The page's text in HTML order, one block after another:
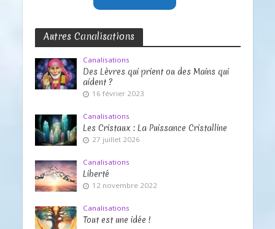
Autres Canalisations
Canalisations
Des Lèvres qui prient ou des Mains qui
aident ?
16 février 2023
Canalisations
Les Cristaux : La Puissance Cristalline
27 juillet 2026
Canalisations
Liberté
12 novembre 2022
Canalisations
Tout est une idée !